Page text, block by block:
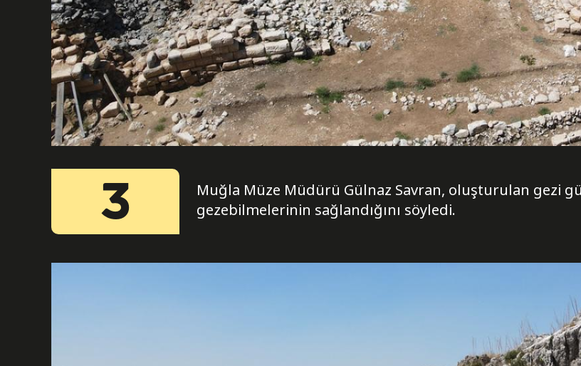
3
Muğla Müze Müdürü Gülnaz Savran, oluşturulan gezi
gezebilmelerinin sağlandığını söyledi.